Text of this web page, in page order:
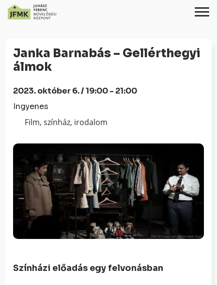
Content
navigációhoz
Janka Barnabás – Gellérthegyi
álmok
2023. október 6. / 19:00 - 21:00
Ingyenes
Film, színház, irodalom
Színházi előadás egy felvonásban